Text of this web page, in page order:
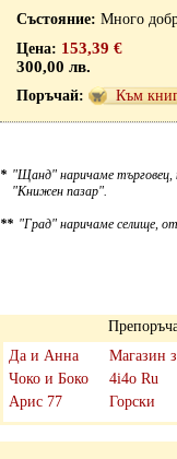
Много
153,39 €
300,00 лв.
Към
* "Щанд" наричаме търговец,
"Книжен пазар".
** "Град" наричаме селище,
Да и Анна
Чоко и Боко
Арис 77
Магазин
4i4o Ru
Горски